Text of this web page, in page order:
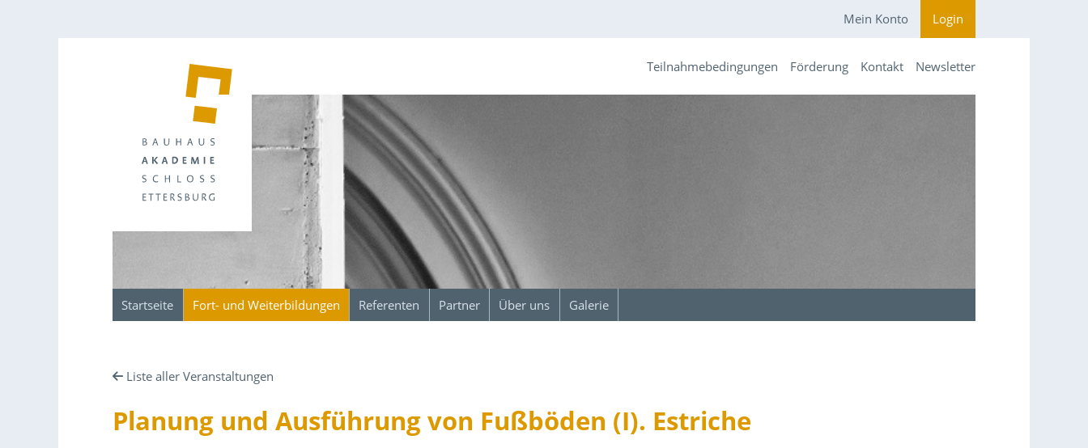
Mein Konto Login
Startseite Fort- und Weiterbildungen Referenten Partner Über uns Galerie
Teilnahmebedingungen Förderung Kontakt Newsletter
Liste aller Veranstaltungen
Planung und Ausführung von Fußböden (I). Estriche